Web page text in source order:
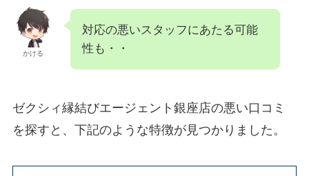
かける
対応の悪いスタッフにあたる可能
性も・・
ゼクシィ縁結びエージェント銀座店の悪い口コミ
を探すと、下記のような特徴が見つかりました。